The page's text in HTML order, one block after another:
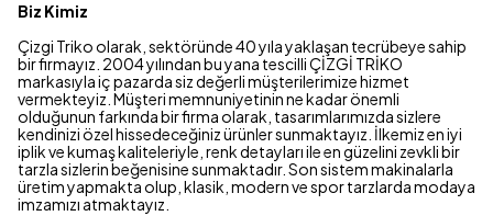
Biz Kimiz
Çizgi Triko olarak, sektöründe 40 yıla yaklaşan tecrübeye sahip
bir firmayız. 2004 yılından bu yana tescilli ÇİZGİ TRİKO
markasıyla iç pazarda siz değerli müşterilerimize hizmet
vermekteyiz. Müşteri memnuniyetinin ne kadar önemli
olduğunun farkında bir firma olarak, tasarımlarımızda sizlere
kendinizi özel hissedeceğiniz ürünler sunmaktayız. İlkemiz en iyi
iplik ve kumaş kaliteleriyle, renk detayları ile en güzelini zevkli bir
tarzla sizlerin beğenisine sunmaktadır. Son sistem makinalarla
üretim yapmakta olup, klasik, modern ve spor tarzlarda modaya
imzamızı atmaktayız.